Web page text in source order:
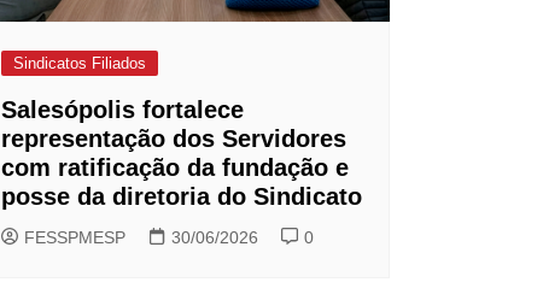
Sindicatos Filiados
Salesópolis fortalece
representação dos Servidores
com ratificação da fundação e
posse da diretoria do Sindicato
FESSPMESP 30/06/2026 0